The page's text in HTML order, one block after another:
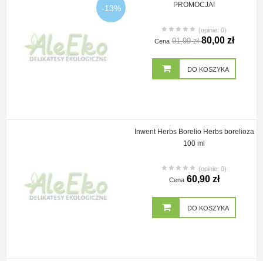
-13%
PROMOCJA!
(opinie: 0)
Cena 91,99 zł80,00 zł
DO KOSZYKA
Inwent Herbs Borelio Herbs borelioza
100 ml
(opinie: 0)
Cena 60,90 zł
DO KOSZYKA